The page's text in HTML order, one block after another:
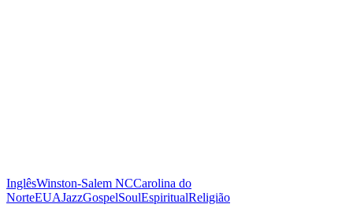
InglêsWinston-Salem NCCarolina do
NorteEUAJazzGospelSoulEspiritualReligião